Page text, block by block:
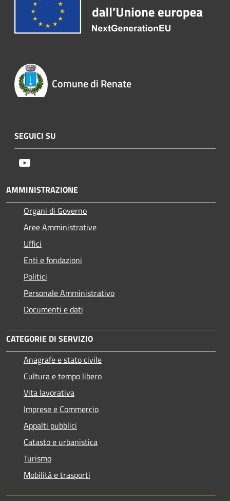
Comune di Renate
SEGUICI SU
AMMINISTRAZIONE
Organi di Governo
Aree Amministrative
Uffici
Enti e fondazioni
Politici
Personale Amministrativo
Documenti e dati
CATEGORIE DI SERVIZIO
Anagrafe e stato civile
Cultura e tempo libero
Vita lavorativa
Imprese e Commercio
Appalti pubblici
Catasto e urbanistica
Turismo
Mobilità e trasporti